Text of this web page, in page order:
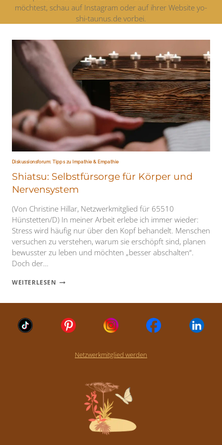
möchtest, schau auf Instagram oder auf ihrer Website yo-
shi-taunus.de vorbei.
Diskussionsforum: Tipps zu Impathie & Empathie
Shiatsu: Selbstfürsorge für Körper und
Nervensystem
(Von Christine Hillar, Netzwerkmitglied für 65510
Hünstetten/D) In meiner Arbeit erlebe ich immer wieder:
Stress wird häufig nur über den Kopf behandelt. Menschen
versuchen zu verstehen, warum sie erschöpft sind, planen
bewusster zu leben und möchten „besser abschalten“.
Doch der…
WEITERLESEN SHIATSU:
UND
NERVENSYSTEM
Netzwerkmitglied werden